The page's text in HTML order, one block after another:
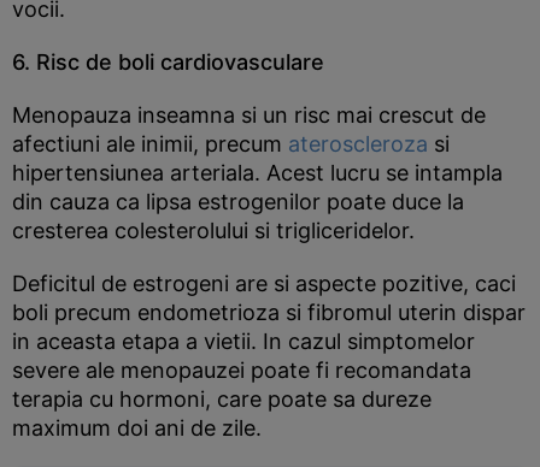
vocii.
6. Risc de boli cardiovasculare
Menopauza inseamna si un risc mai crescut de
afectiuni ale inimii, precum ateroscleroza si
hipertensiunea arteriala. Acest lucru se intampla
din cauza ca lipsa estrogenilor poate duce la
cresterea colesterolului si trigliceridelor.
Deficitul de estrogeni are si aspecte pozitive, caci
boli precum endometrioza si fibromul uterin dispar
in aceasta etapa a vietii. In cazul simptomelor
severe ale menopauzei poate fi recomandata
terapia cu hormoni, care poate sa dureze
maximum doi ani de zile.